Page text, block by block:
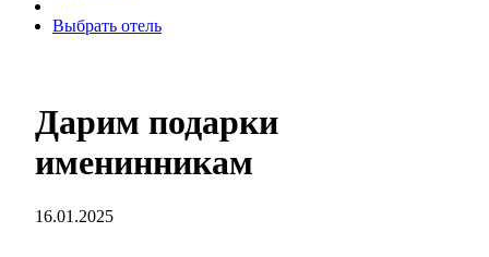
Выбрать отель
Дарим подарки
именинникам
16.01.2025